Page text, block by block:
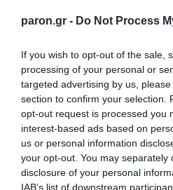
paron.gr - Do Not Process
If you wish to opt-out of the sale,
processing of your personal or
targeted advertising by us,
section to confirm your selection.
opt-out request is processed you
interest-based ads based on
us or personal information
your opt-out. You may separately
disclosure of your personal
IAB’s list of downstream
εξοπλισμού
(close range
περιοχές όπου
κατολισθητικά
προέλθουν από τη χρήση
εναέριων οχημάτων
κάμερες υψηλής
συστήματα LiDAR,
πολύ υψηλής ακρίβειας
διάβρωση των πρανών.